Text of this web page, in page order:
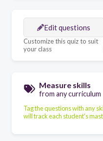
Edit questions
Customize this quiz to suit
your class
Measure skills
from any curriculum
Tag the questions with any
will track each student's